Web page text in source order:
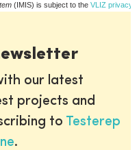
(IMIS) is subject to the VLIZ privacy
our latest
projects and
to Testerep
.